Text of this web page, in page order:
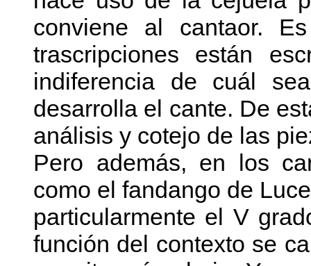
conviene al cantaor.
trascripciones están
indiferencia de cuál
desarrolla el cante. De
análisis y cotejo de las
Pero además, en los
como el fandango de
particularmente el V
función del contexto se